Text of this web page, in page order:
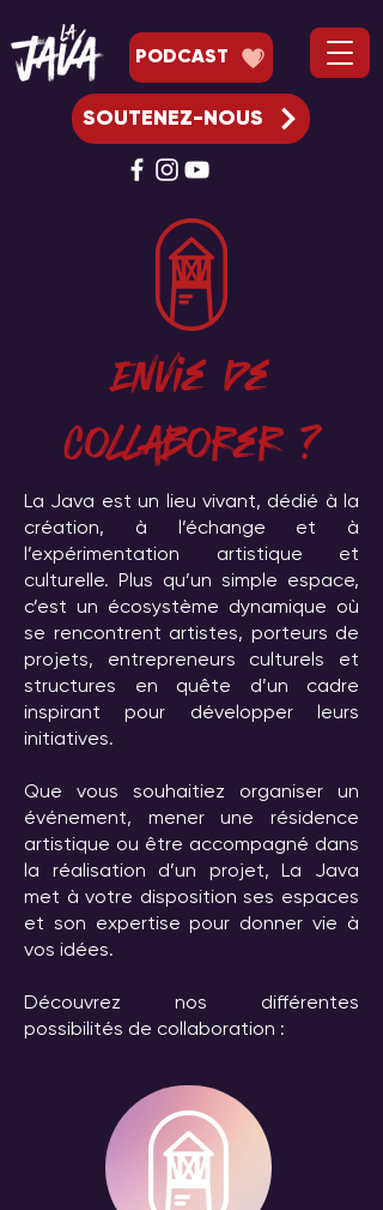
PODCAST
SOUTENEZ-NOUS
Envie de
collaborer ?
La Java est un lieu vivant, dédié à la
création, à l’échange et à
l’expérimentation artistique et
culturelle. Plus qu’un simple espace,
c’est un écosystème dynamique où
se rencontrent artistes, porteurs de
projets, entrepreneurs culturels et
structures en quête d’un cadre
inspirant pour développer leurs
initiatives.
Que vous souhaitiez organiser un
événement, mener une résidence
artistique ou être accompagné dans
la réalisation d’un projet, La Java
met à votre disposition ses espaces
et son expertise pour donner vie à
vos idées.
​Découvrez nos différentes
possibilités de collaboration :​